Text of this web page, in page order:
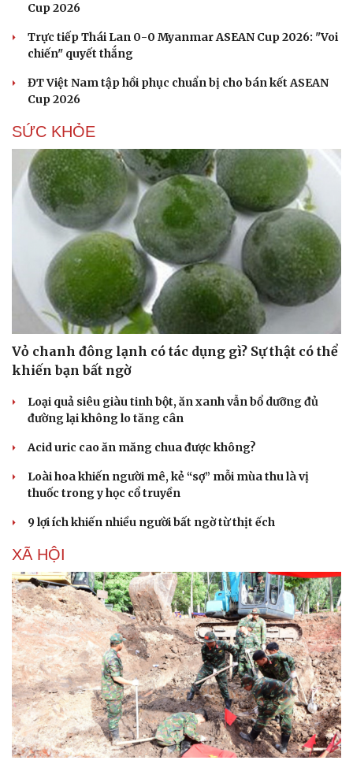
Cup 2026
Trực tiếp Thái Lan 0-0 Myanmar ASEAN Cup 2026: "Voi
chiến" quyết thắng
ĐT Việt Nam tập hồi phục chuẩn bị cho bán kết ASEAN
Cup 2026
SỨC KHỎE
Vỏ chanh đông lạnh có tác dụng gì? Sự thật có thể
khiến bạn bất ngờ
Loại quả siêu giàu tinh bột, ăn xanh vẫn bổ dưỡng đủ
đường lại không lo tăng cân
Acid uric cao ăn măng chua được không?
Loài hoa khiến người mê, kẻ “sợ” mỗi mùa thu là vị
thuốc trong y học cổ truyền
9 lợi ích khiến nhiều người bất ngờ từ thịt ếch
XÃ HỘI